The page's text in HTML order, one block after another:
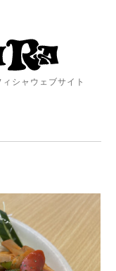
シャウェブサイト